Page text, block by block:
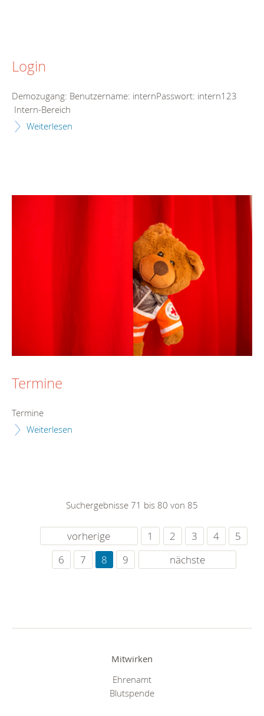
Login
Demozugang: Benutzername: internPasswort: intern123
Intern-Bereich
Weiterlesen
Termine
Termine
Weiterlesen
Suchergebnisse 71 bis 80 von 85
vorherige 1 2 3 4
5
6
7 8 9 nächste
Mitwirken
Ehrenamt
Blutspende